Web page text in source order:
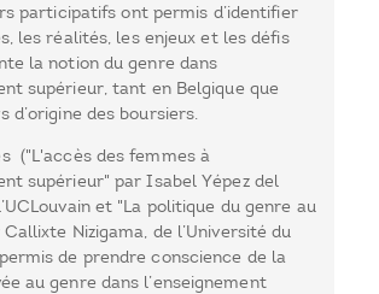
participatifs ont permis d’identifier
les réalités, les enjeux et les défis
la notion du genre dans
supérieur, tant en Belgique que
d’origine des boursiers.
("L'accès des femmes à
supérieur" par Isabel Yépez del
et "La politique du genre au
Nizigama, de l’Université du
de prendre conscience de la
au genre dans l’enseignement